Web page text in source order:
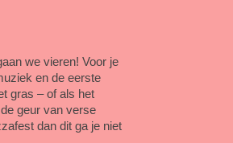
we vieren! Voor je
en de eerste
gras – of als het
geur van verse
dan dit ga je niet